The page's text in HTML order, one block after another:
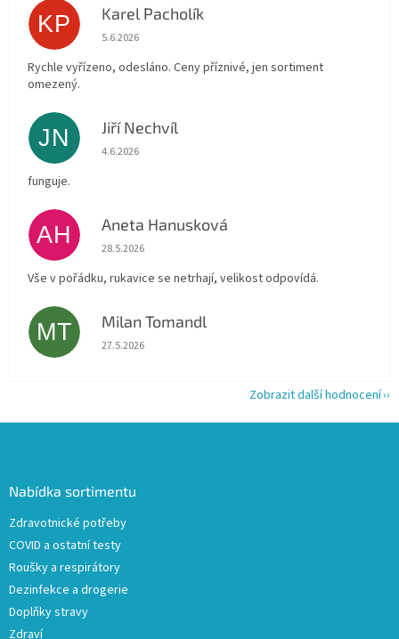
KP Karel Pacholík
Hodnocení obchodu je 4 z 5 hvězdiček.
5.6.2026
Rychle vyřízeno, odesláno. Ceny příznivé, jen sortiment
omezený.
JN Jiří Nechvíl
Hodnocení obchodu je 5 z 5 hvězdiček.
4.6.2026
funguje.
AH Aneta Hanusková
Hodnocení obchodu je 5 z 5 hvězdiček.
28.5.2026
Vše v pořádku, rukavice se netrhají, velikost odpovídá.
MT Milan Tomandl
Hodnocení obchodu je 5 z 5 hvězdiček.
27.5.2026
Zobrazit další hodnocení
Nabídka sortimentu
Zdravotnické potřeby
COVID a ostatní testy
Roušky a respirátory
Dezinfekce a drogerie
Doplňky stravy
Zdraví